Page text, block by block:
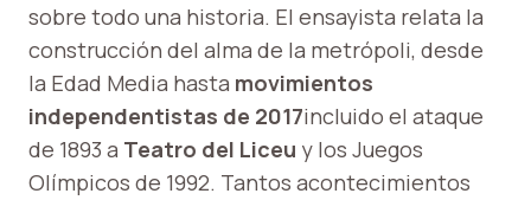
sobre todo una historia. El ensayista relata la
construcción del alma de la metrópoli, desde
la Edad Media hasta movimientos
independentistas de 2017incluido el ataque
de 1893 a Teatro del Liceu y los Juegos
Olímpicos de 1992. Tantos acontecimientos